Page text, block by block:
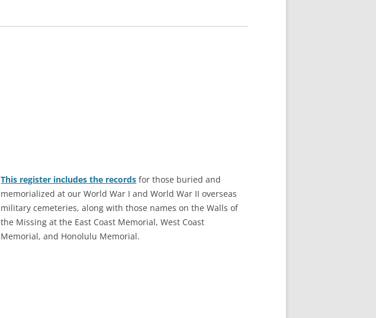
This register includes the records for those buried and
memorialized at our World War I and World War II overseas
military cemeteries, along with those names on the Walls of
the Missing at the East Coast Memorial, West Coast
Memorial, and Honolulu Memorial.